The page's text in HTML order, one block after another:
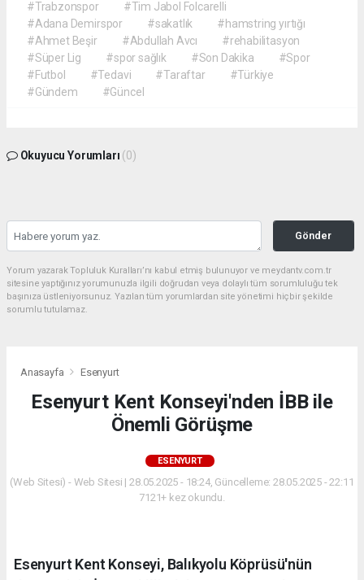
#Trabzonspor
#Tim Jabol Folcarelli
#Adana Demirspor
#sakatlık
#hamstring yırtığı
#Ahmet Beşir
#Abdullah Avcı
#rehabilitasyon
#Süper Lig
#spor sağlık #Son Dakika
#Spor
#Futbol
#Tedavi #Taraftar
#Türkiye
#Gündem
#Güncel
Okuyucu Yorumları (0)
Gönder
Yorum yazarak Topluluk Kuralları’nı kabul etmiş bulunuyor ve meydantv.com.tr
sitesine yaptığınız yorumunuzla ilgili doğrudan veya dolaylı tüm sorumluluğu tek
başınıza üstleniyorsunuz. Yazılan tüm yorumlardan site yönetimi hiçbir şekilde
sorumlu tutulamaz.
Anasayfa Esenyurt
Esenyurt Kent Konseyi'nden İBB ile
Önemli Görüşme
ESENYURT
(Web Sitesi) - Web Sitesi | 28.05.2025 - 18:24, Güncelleme: 28.05.2025 - 22:11
7121+ kez okundu.
Esenyurt Kent Konseyi, Balıkyolu Köprüsü'nün